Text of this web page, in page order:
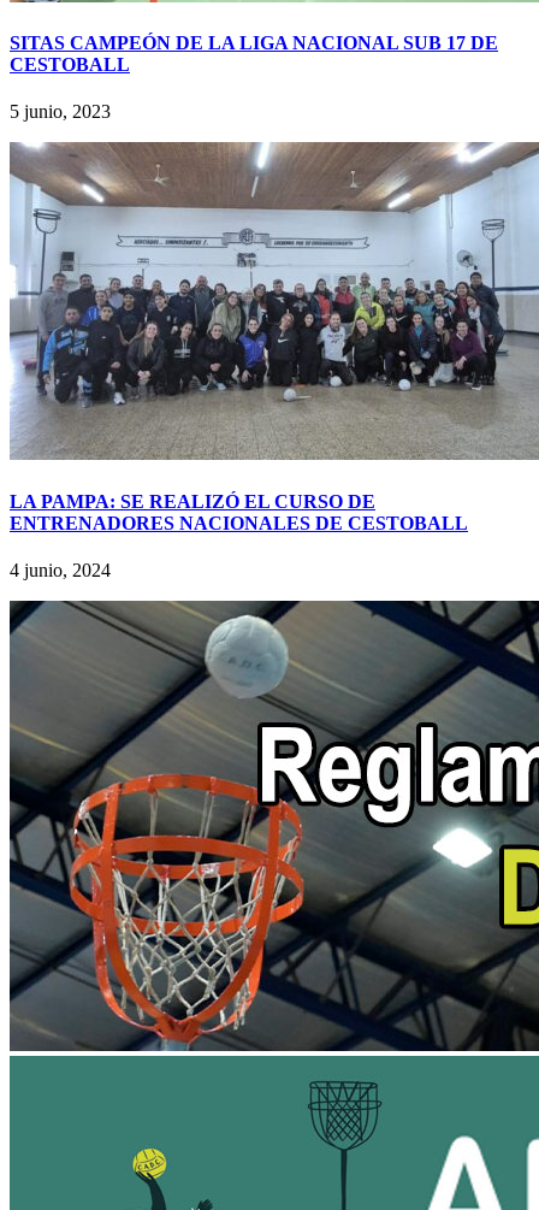
SITAS CAMPEÓN DE LA LIGA NACIONAL SUB 17 DE
CESTOBALL
5 junio, 2023
LA PAMPA: SE REALIZÓ EL CURSO DE
ENTRENADORES NACIONALES DE CESTOBALL
4 junio, 2024